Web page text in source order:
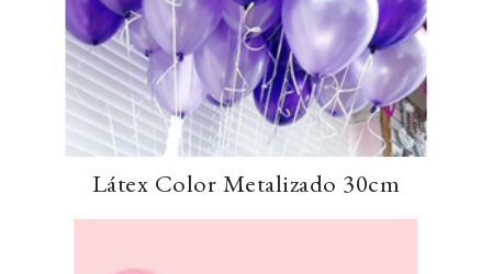
Látex Color Metalizado 30cm